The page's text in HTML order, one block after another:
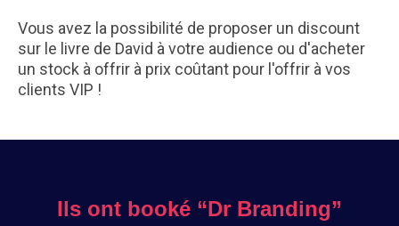
Vous avez la possibilité de proposer un discount
sur le livre de David à votre audience ou d'acheter
un stock à offrir à prix coûtant pour l'offrir à vos
clients VIP !
Ils ont booké “Dr Branding”